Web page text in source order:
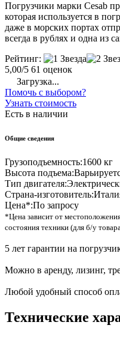
Погрузчики марки Cesab
которая используется в
даже в морских портах
всегда в рублях и одна из
Рейтинг:
5,00/5 61 оценок
Загрузка...
Помочь с выбором?
Узнать стоимость
Есть в наличии
Общие сведения
Грузоподъемность:1600 кг
Высота подъема:
Тип двигателя:
Страна-изготовитель:
Цена*:По запросу
*Цена зависит от
состояния техники (для б/у
5 лет гарантии на
Можно в аренду, лизинг,
Любой удобный способ
Технические